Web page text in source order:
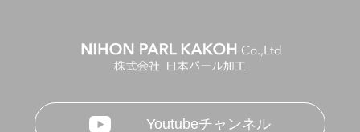
Youtubeチャンネル